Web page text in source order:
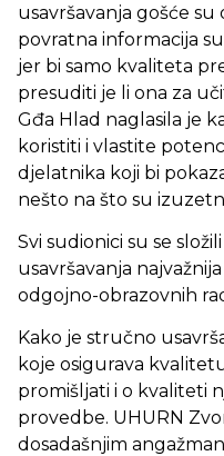
usavršavanja gošće
povratna informacija
jer bi samo kvaliteta
presuditi je li ona za
Gđa Hlad naglasila je
koristiti i vlastite
djelatnika koji bi
nešto na što su
Svi sudionici su se
usavršavanja
odgojno-obrazovnih
Kako je stručno
koje osigurava
promišljati i o kvaliteti
provedbe. UHURN
dosadašnjim